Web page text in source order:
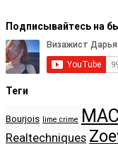
Подписывайтесь на
Теги
Bourjois lime crime MAC
Realtechniques